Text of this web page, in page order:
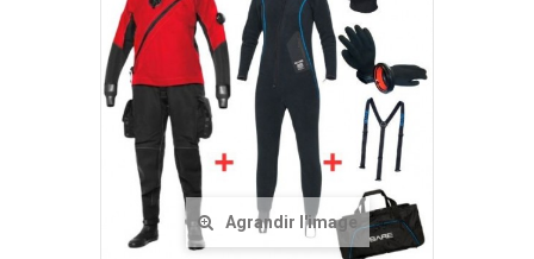
Agrandir l'image